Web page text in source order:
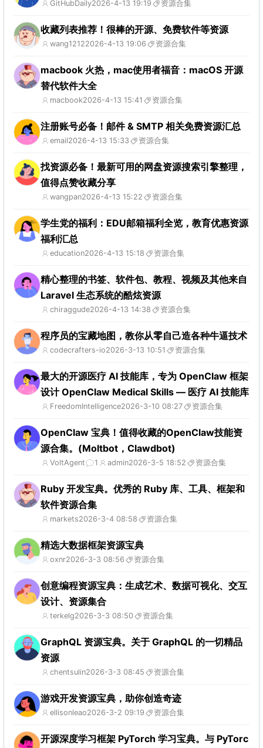
GitHubDaily2026-4-13 19:19 资源合集
收藏列表推荐！很棒的开源、免费软件等资源
wang12122026-4-13 19:06 资源合集
macbook 火热，mac使用者福音：macOS 开源
替代软件大全
macbook2026-4-13 15:41 资源合集
注册账号必备！邮件 & SMTP 相关免费资源汇总
email2026-4-13 15:33 资源合集
找资源必备！最新可用的网盘资源搜索引擎整理，
值得点赞收藏分享
wangpan2026-4-13 15:22 资源合集
学生党的福利：EDU邮箱福利全览，教育优惠资源
福利汇总
education2026-4-13 15:18 资源合集
精心整理的书签、软件包、教程、视频及其他来自
Laravel 生态系统的酷炫资源
chiraggude2026-4-13 14:38 资源合集
程序员的宝藏地图，教你从零自己造各种牛逼技术
codecrafters-io2026-3-13 10:51 资源合集
最大的开源医疗 AI 技能库，专为 OpenClaw 框架
设计 OpenClaw Medical Skills — 医疗 AI 技能库
FreedomIntelligence2026-3-10 08:27 资源合集
OpenClaw 宝典！值得收藏的OpenClaw技能资
源合集。(Moltbot，Clawdbot)
VoltAgent 1 admin2026-3-5 18:52 资源合集
Ruby 开发宝典。优秀的 Ruby 库、工具、框架和
软件资源合集
markets2026-3-4 08:58 资源合集
精选大数据框架资源宝典
oxnr2026-3-3 08:56 资源合集
创意编程资源宝典：生成艺术、数据可视化、交互
设计、资源集合
terkelg2026-3-3 08:50 资源合集
GraphQL 资源宝典。关于 GraphQL 的一切精品
资源
chentsulin2026-3-3 08:45 资源合集
游戏开发资源宝典，助你创造奇迹
ellisonleao2026-3-2 09:19 资源合集
开源深度学习框架 PyTorch 学习宝典。与 PyTorc